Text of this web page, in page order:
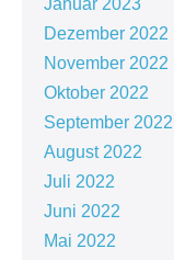
Januar 2023
Dezember 2022
November 2022
Oktober 2022
September 2022
August 2022
Juli 2022
Juni 2022
Mai 2022